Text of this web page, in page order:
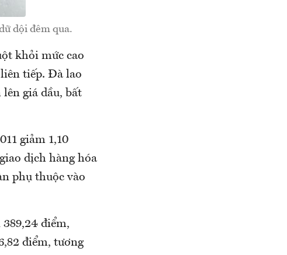
dội đêm qua.
khỏi mức cao
tiếp. Đà lao
giá dầu, bất
giảm 1,10
dịch hàng hóa
phụ thuộc vào
điểm,
điểm, tương